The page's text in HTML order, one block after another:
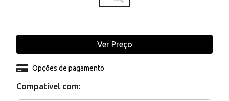
Compativel com:
Opções de pagamento
Ver Preço